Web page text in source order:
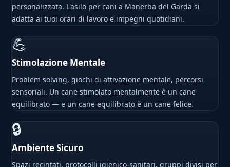
personalizzata. L'asilo per cani a Manerba del Garda si
adatta ai tuoi orari di lavoro e impegni quotidiani.
💪
Stimolazione Mentale
Problem solving, giochi di attivazione mentale, percorsi
sensoriali. Un cane stimolato mentalmente è un cane
equilibrato — e un cane equilibrato è un cane felice.
🔒
Ambiente Sicuro
Spazi recintati, protocolli igienico-sanitari, gruppi divisi per